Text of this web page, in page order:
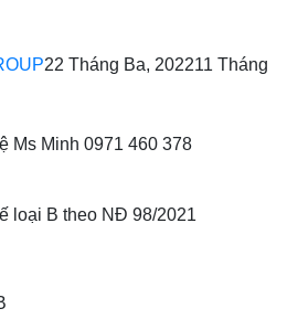
22 Tháng Ba, 202211 Tháng
Ms Minh 0971 460 378
loại B theo NĐ 98/2021